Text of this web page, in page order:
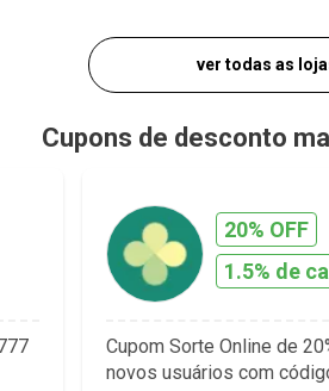
ver todas as
Cupons de desconto
20% OFF
1.5% de
Cupom Sorte Online de
novos usuários com